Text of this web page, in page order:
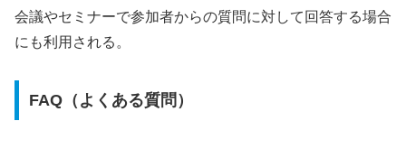
会議やセミナーで参加者からの質問に対して回答する場合
にも利用される。
FAQ（よくある質問）